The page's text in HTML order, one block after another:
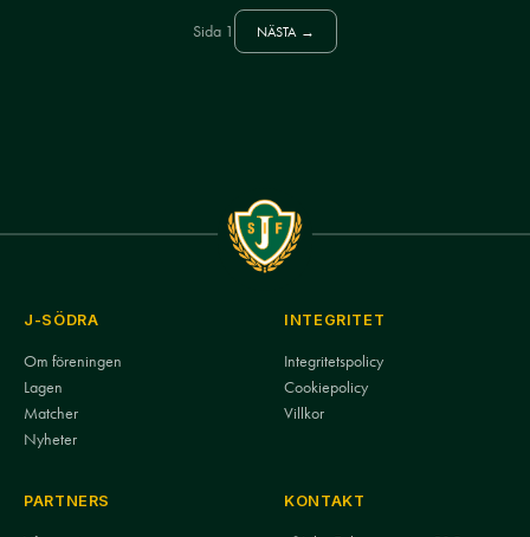
Sida 1 NÄSTA →
J-SÖDRA
Om föreningen
Lagen
Matcher
Nyheter
INTEGRITET
Integritetspolicy
Cookiepolicy
Villkor
PARTNERS KONTAKT